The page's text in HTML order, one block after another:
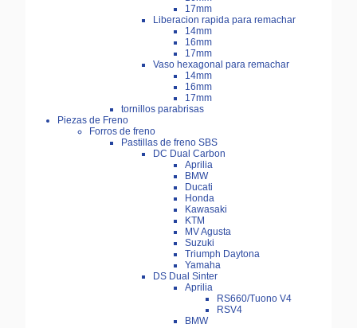
17mm
Liberacion rapida para remachar
14mm
16mm
17mm
Vaso hexagonal para remachar
14mm
16mm
17mm
tornillos parabrisas
Piezas de Freno
Forros de freno
Pastillas de freno SBS
DC Dual Carbon
Aprilia
BMW
Ducati
Honda
Kawasaki
KTM
MV Agusta
Suzuki
Triumph Daytona
Yamaha
DS Dual Sinter
Aprilia
RS660/Tuono V4
RSV4
BMW